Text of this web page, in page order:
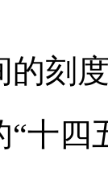
刻度
四